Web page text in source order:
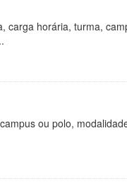
carga horária, turma,
ou polo,